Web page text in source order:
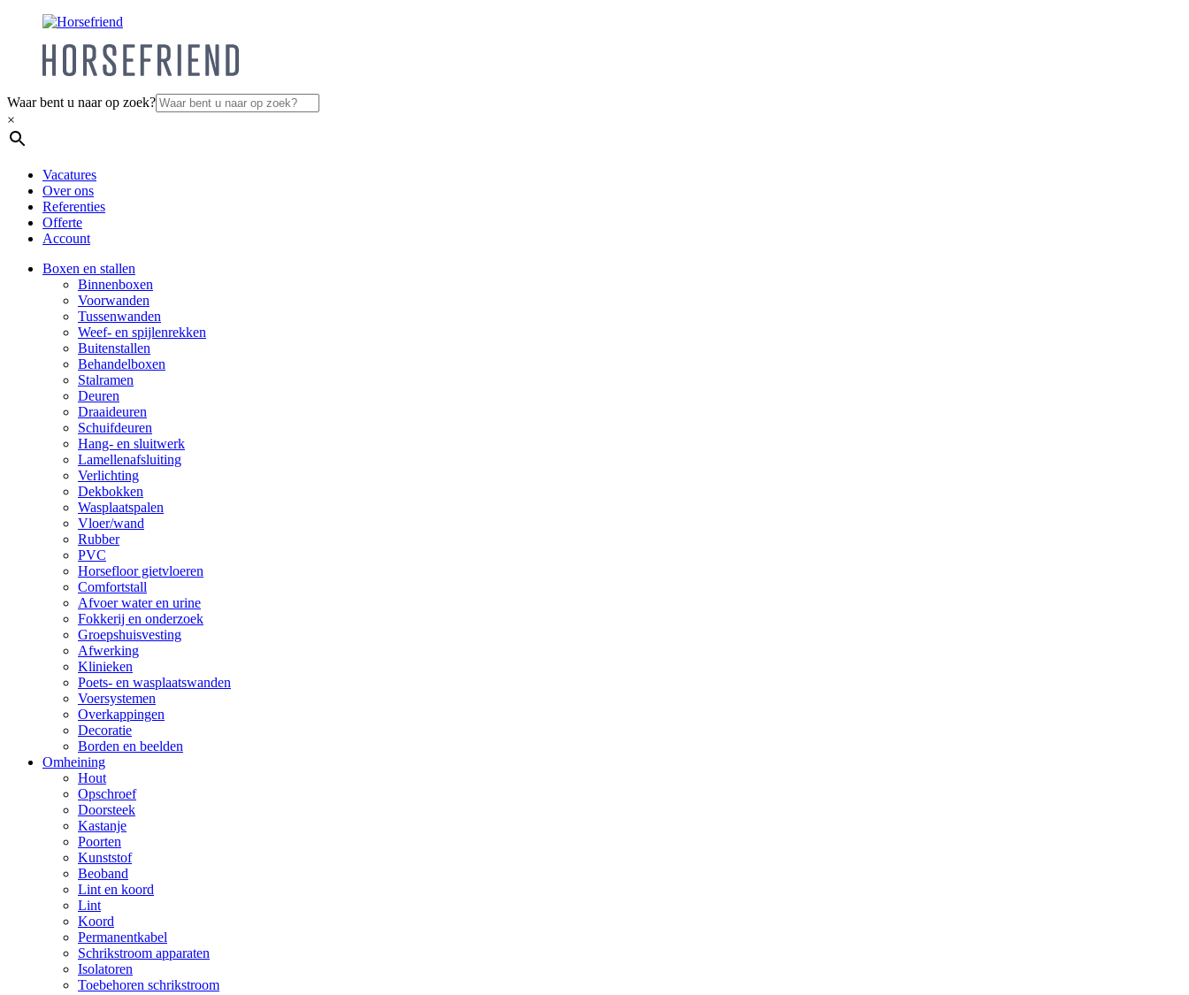
Waar bent u naar op zoek?
×
Vacatures
Over ons
Referenties
Offerte
Account
Boxen en stallen
Binnenboxen
Voorwanden
Tussenwanden
Weef- en spijlenrekken
Buitenstallen
Behandelboxen
Stalramen
Deuren
Draaideuren
Schuifdeuren
Hang- en sluitwerk
Lamellenafsluiting
Verlichting
Dekbokken
Wasplaatspalen
Vloer/wand
Rubber
PVC
Horsefloor gietvloeren
Comfortstall
Afvoer water en urine
Fokkerij en onderzoek
Groepshuisvesting
Afwerking
Klinieken
Poets- en wasplaatswanden
Voersystemen
Overkappingen
Decoratie
Borden en beelden
Omheining
Hout
Opschroef
Doorsteek
Kastanje
Poorten
Kunststof
Beoband
Lint en koord
Lint
Koord
Permanentkabel
Schrikstroom apparaten
Isolatoren
Toebehoren schrikstroom